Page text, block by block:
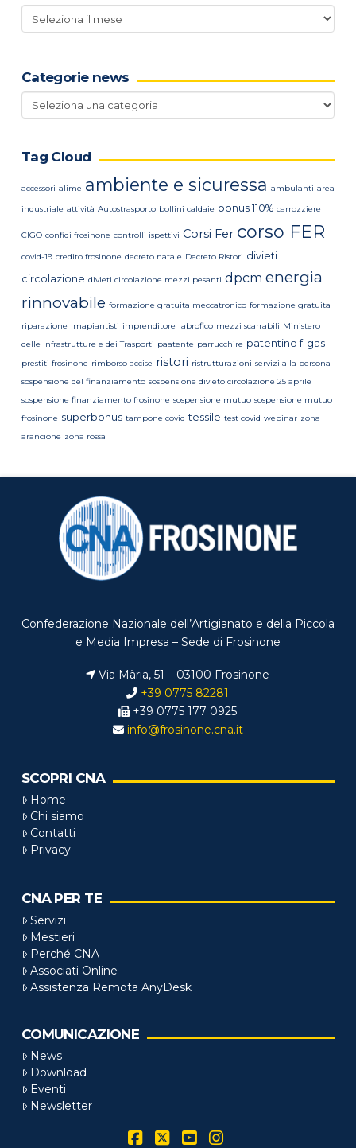
Archivio
news
Categorie news
Categorie
news
Tag Cloud
accessori alime ambiente e sicuressa ambulanti area
industriale attività Autostrasporto bollini caldaie bonus 110% carrozziere
CIGO confidi frosinone controlli ispettivi Corsi Fer corso FER
covid-19 credito frosinone decreto natale Decreto Ristori divieti
circolazione divieti circolazione mezzi pesanti dpcm energia
rinnovabile formazione gratuita meccatronico formazione gratuita
riparazione Imapiantisti imprenditore labrofico mezzi scarrabili Ministero
delle Infrastrutture e dei Trasporti paatente parrucchire patentino f-gas
prestiti frosinone rimborso accise ristori ristrutturazioni servizi alla persona
sospensione del finanziamento sospensione divieto circolazione 25 aprile
sospensione finanziamento frosinone sospensione mutuo sospensione mutuo
frosinone superbonus tampone covid tessile test covid webinar zona
arancione zona rossa
Confederazione Nazionale dell’Artigianato e della Piccola
e Media Impresa – Sede di Frosinone
Via Mària, 51 – 03100 Frosinone
+39 0775 82281
+39 0775 177 0925
info@frosinone.cna.it
SCOPRI CNA
Home
Chi siamo
Contatti
Privacy
CNA PER TE
Servizi
Mestieri
Perché CNA
Associati Online
Assistenza Remota AnyDesk
COMUNICAZIONE
News
Download
Eventi
Newsletter